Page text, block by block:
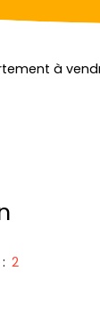
à
: 2